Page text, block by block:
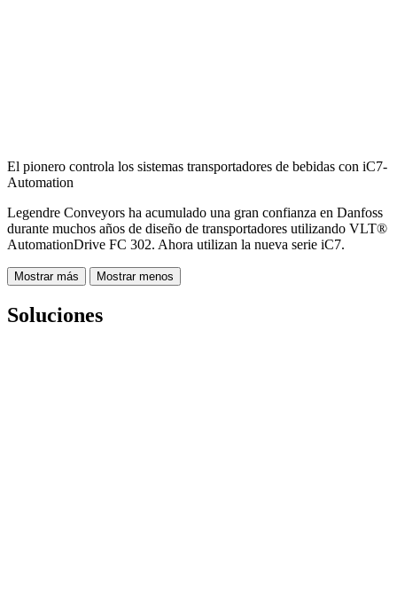
El pionero controla los sistemas transportadores de bebidas con iC7-
Automation
Legendre Conveyors ha acumulado una gran confianza en Danfoss
durante muchos años de diseño de transportadores utilizando VLT®
AutomationDrive FC 302. Ahora utilizan la nueva serie iC7.
Mostrar más Mostrar menos
Soluciones